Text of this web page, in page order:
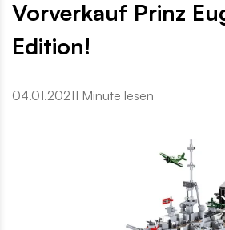
Vorverkauf Prinz
Edition!
04.01.20211 Minute lesen